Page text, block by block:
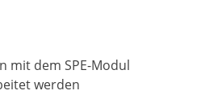
mit dem SPE-Modul
werden